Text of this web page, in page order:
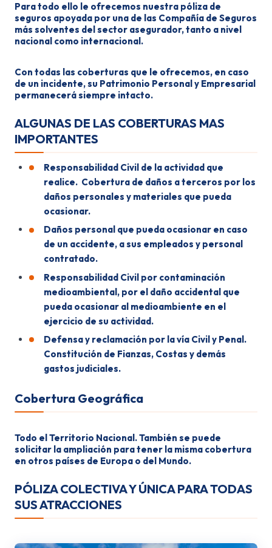
Para todo ello le ofrecemos nuestra póliza de
seguros apoyada por una de las Compañía de Seguros
más solventes del sector asegurador, tanto a nivel
nacional como internacional.
Con todas las coberturas que le ofrecemos, en caso
de un incidente, su Patrimonio Personal y Empresarial
permanecerá siempre intacto.
ALGUNAS DE LAS COBERTURAS MAS
IMPORTANTES
Responsabilidad Civil de la actividad que
realice. Cobertura de daños a terceros por los
daños personales y materiales que pueda
ocasionar.
Daños personal que pueda ocasionar en caso
de un accidente, a sus empleados y personal
contratado.
Responsabilidad Civil por contaminación
medioambiental, por el daño accidental que
pueda ocasionar al medioambiente en el
ejercicio de su actividad.
Defensa y reclamación por la vía Civil y Penal.
Constitución de Fianzas, Costas y demás
gastos judiciales.
Cobertura Geográfica
Todo el Territorio Nacional. También se puede
solicitar la ampliación para tener la misma cobertura
en otros países de Europa o del Mundo.
PÓLIZA COLECTIVA Y ÚNICA PARA TODAS
SUS ATRACCIONES